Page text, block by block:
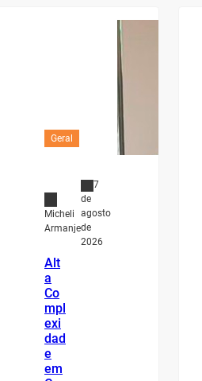
Geral
Micheli
Armanje
7
de
agosto
de
2026
Alt
a
Co
mpl
exi
dad
e
em